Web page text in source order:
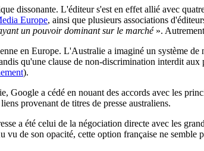
dissonante. L'éditeur s'est en effet allié avec
Europe, ainsi que plusieurs associations
un pouvoir dominant sur le marché».
en Europe. L'Australie a imaginé un système
qu'une clause de non-discrimination interdit
).
Google a cédé en nouant des accords avec les
provenant de titres de presse australiens.
a été celui de la négociation directe avec les
vu de son opacité, cette option française ne semble